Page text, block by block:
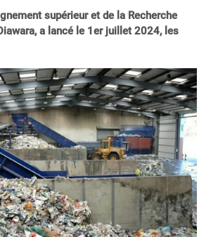
supérieur et de la Recherche
a lancé le 1er juillet 2024, les